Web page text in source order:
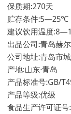
保质期:270天
贮存条件:5—25℃
建议饮用温度
出品公司:青岛赫
公司地址:青岛市
产地:山东·青岛
产品标准号:GB/
产品等级:优级
食品生产许可证